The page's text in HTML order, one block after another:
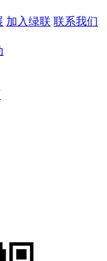
加入绿联 联系我们